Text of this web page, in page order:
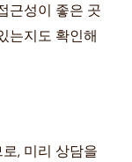
근성이 좋은 곳
는지도 확인해
, 미리 상담을